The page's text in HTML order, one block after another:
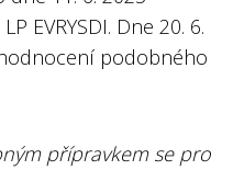
EVRYSDI. Dne 20. 6.
podobného
přípravkem se pro